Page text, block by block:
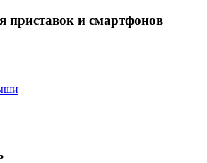
приставок и смартфонов